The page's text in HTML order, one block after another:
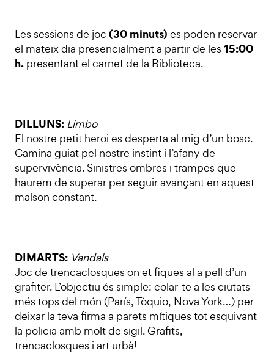
Les sessions de joc (30 minuts) es poden reservar
el mateix dia presencialment a partir de les 15:00
h. presentant el carnet de la Biblioteca.
DILLUNS: Limbo
El nostre petit heroi es desperta al mig d’un bosc.
Camina guiat pel nostre instint i l’afany de
supervivència. Sinistres ombres i trampes que
haurem de superar per seguir avançant en aquest
malson constant.
DIMARTS: Vandals
Joc de trencaclosques on et fiques al a pell d’un
grafiter. L’objectiu és simple: colar-te a les ciutats
més tops del món (París, Tòquio, Nova York…) per
deixar la teva firma a parets mítiques tot esquivant
la policia amb molt de sigil. Grafits,
trencaclosques i art urbà!